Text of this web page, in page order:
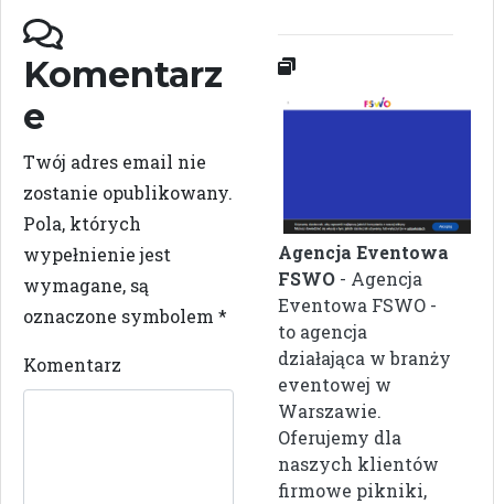
Komentarz
e
Twój adres email nie
zostanie opublikowany.
Pola, których
wypełnienie jest
wymagane, są
oznaczone symbolem *
Komentarz
Agencja Eventowa
FSWO - Agencja
Eventowa FSWO -
to agencja
działająca w branży
eventowej w
Warszawie.
Oferujemy dla
naszych klientów
firmowe pikniki,